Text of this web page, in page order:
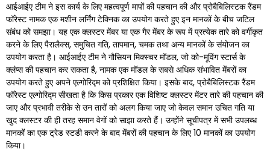
आईआईए टीम ने इस कार्य के लिए महत्वपूर्ण मापों की पहचान की और प्रोबैबिलिस्टक रैंडम
फॉरेस्ट नामक एक मशीन लर्निंग टेक्निक का उपयोग करते हुए इन मानकों के बीच जटिल
संबंध को समझा। यह एक क्लस्टर मेंबर या एक गैर मेंबर के रूप में प्रत्येक तारे को वर्गीकृत
करने के लिए पैरालैक्स, समुचित गति, तापमान, चमक तथा अन्य मानकों के संयोजन का
उपयोग करता है। आईआईए टीम ने गौसियन मिक्स्चर मॉडल, जो को-मूविंग स्टार्स के
क्लंप्स की पहचान कर सकता है, नामक एक मॉडल के सबसे अधिक संभावित मेंबरों का
उपयोग करते हुए अपने एल्गोरिद्म को प्रशिक्षित किया। इसके बाद, प्रोबैबिलिस्टक रैंडम
फॉरेस्ट एल्गोरिद्म सीखता है कि किस प्रकार एक विशिष्ट क्लस्टर मेंटर तारे की पहचान की
जाए और प्रभावी तरीके से उन तारों को अलग किया जाए जो केवल समान उचित गति या
खुद क्लस्टर की ही तरह समान वेगों को साझा करते हैं। उन्होंने सूचीपत्र में सभी उपलब्ध
मानकों का एक ट्रेड स्टडी करने के बाद मेंबरों की पहचान के लिए 10 मानकों का उपयोग
किया।